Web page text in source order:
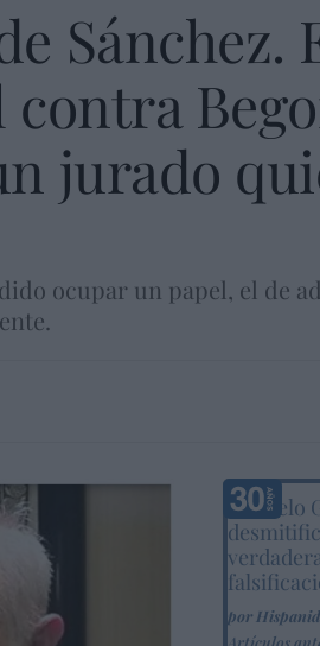
Sánchez.
jurado
ocupar un papel, el de
Marcelo
por
Artículos